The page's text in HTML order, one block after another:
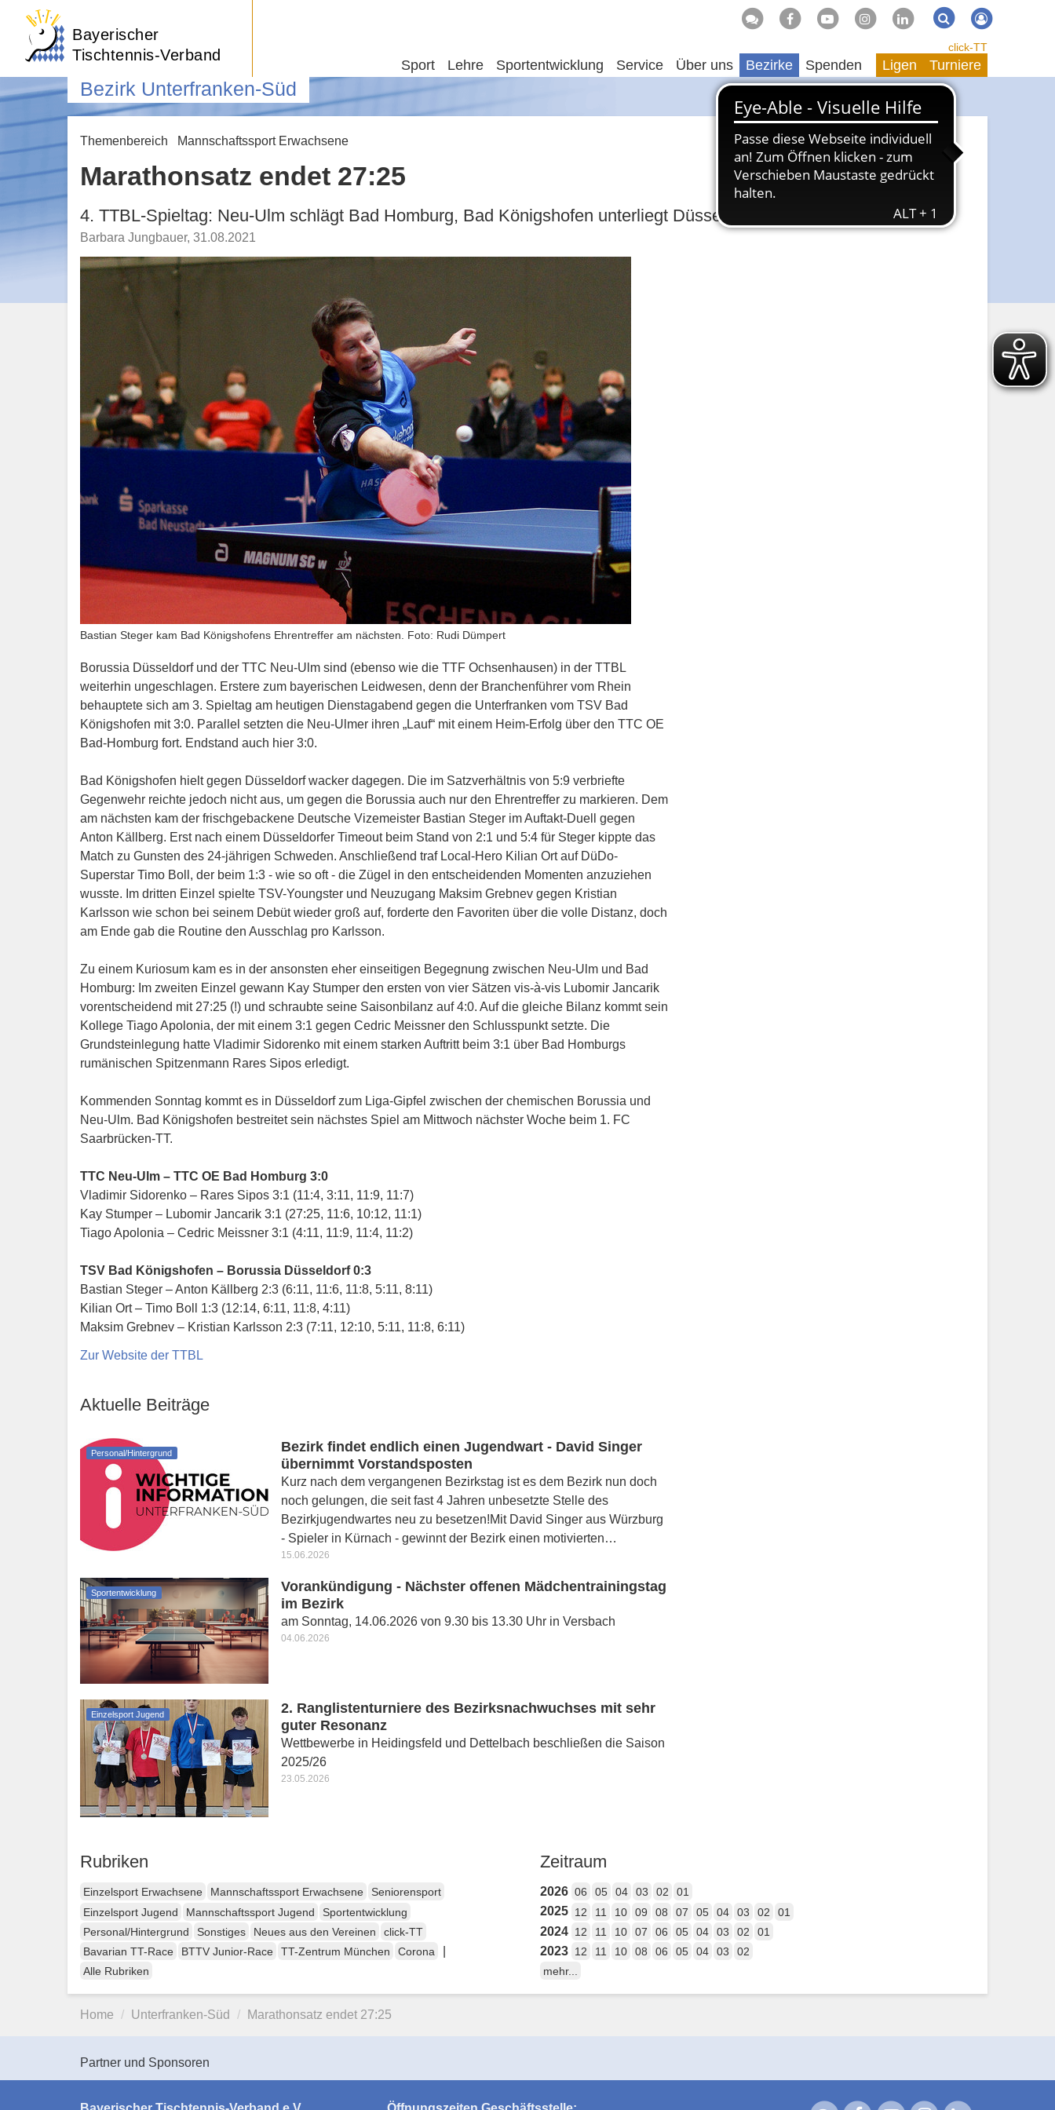
Bayerischer
Tischtennis-Verband
Suche Suchen
Sport Lehre Sportentwicklung Service Über uns Bezirke Spenden
click-TT
Ligen Turniere
Bezirk Unterfranken-Süd
Themenbereich Mannschaftssport Erwachsene
Marathonsatz endet 27:25
4. TTBL-Spieltag: Neu-Ulm schlägt Bad Homburg, Bad Königshofen unterliegt Düsseldorf
Barbara Jungbauer, 31.08.2021
Bastian Steger kam Bad Königshofens Ehrentreffer am nächsten. Foto: Rudi Dümpert
Borussia Düsseldorf und der TTC Neu-Ulm sind (ebenso wie die TTF Ochsenhausen) in der TTBL
weiterhin ungeschlagen. Erstere zum bayerischen Leidwesen, denn der Branchenführer vom Rhein
behauptete sich am 3. Spieltag am heutigen Dienstagabend gegen die Unterfranken vom TSV Bad
Königshofen mit 3:0. Parallel setzten die Neu-Ulmer ihren „Lauf“ mit einem Heim-Erfolg über den TTC OE
Bad-Homburg fort. Endstand auch hier 3:0.
Bad Königshofen hielt gegen Düsseldorf wacker dagegen. Die im Satzverhältnis von 5:9 verbriefte
Gegenwehr reichte jedoch nicht aus, um gegen die Borussia auch nur den Ehrentreffer zu markieren. Dem
am nächsten kam der frischgebackene Deutsche Vizemeister Bastian Steger im Auftakt-Duell gegen
Anton Källberg. Erst nach einem Düsseldorfer Timeout beim Stand von 2:1 und 5:4 für Steger kippte das
Match zu Gunsten des 24-jährigen Schweden. Anschließend traf Local-Hero Kilian Ort auf DüDo-
Superstar Timo Boll, der beim 1:3 - wie so oft - die Zügel in den entscheidenden Momenten anzuziehen
wusste. Im dritten Einzel spielte TSV-Youngster und Neuzugang Maksim Grebnev gegen Kristian
Karlsson wie schon bei seinem Debüt wieder groß auf, forderte den Favoriten über die volle Distanz, doch
am Ende gab die Routine den Ausschlag pro Karlsson.
Zu einem Kuriosum kam es in der ansonsten eher einseitigen Begegnung zwischen Neu-Ulm und Bad
Homburg: Im zweiten Einzel gewann Kay Stumper den ersten von vier Sätzen vis-à-vis Lubomir Jancarik
vorentscheidend mit 27:25 (!) und schraubte seine Saisonbilanz auf 4:0. Auf die gleiche Bilanz kommt sein
Kollege Tiago Apolonia, der mit einem 3:1 gegen Cedric Meissner den Schlusspunkt setzte. Die
Grundsteinlegung hatte Vladimir Sidorenko mit einem starken Auftritt beim 3:1 über Bad Homburgs
rumänischen Spitzenmann Rares Sipos erledigt.
Kommenden Sonntag kommt es in Düsseldorf zum Liga-Gipfel zwischen der chemischen Borussia und
Neu-Ulm. Bad Königshofen bestreitet sein nächstes Spiel am Mittwoch nächster Woche beim 1. FC
Saarbrücken-TT.
TTC Neu-Ulm – TTC OE Bad Homburg 3:0
Vladimir Sidorenko – Rares Sipos 3:1 (11:4, 3:11, 11:9, 11:7)
Kay Stumper – Lubomir Jancarik 3:1 (27:25, 11:6, 10:12, 11:1)
Tiago Apolonia – Cedric Meissner 3:1 (4:11, 11:9, 11:4, 11:2)
TSV Bad Königshofen – Borussia Düsseldorf 0:3
Bastian Steger – Anton Källberg 2:3 (6:11, 11:6, 11:8, 5:11, 8:11)
Kilian Ort – Timo Boll 1:3 (12:14, 6:11, 11:8, 4:11)
Maksim Grebnev – Kristian Karlsson 2:3 (7:11, 12:10, 5:11, 11:8, 6:11)
Zur Website der TTBL
Aktuelle Beiträge
Personal/Hintergrund
Bezirk findet endlich einen Jugendwart - David Singer
übernimmt Vorstandsposten
Kurz nach dem vergangenen Bezirkstag ist es dem Bezirk nun doch
noch gelungen, die seit fast 4 Jahren unbesetzte Stelle des
Bezirkjugendwartes neu zu besetzen!Mit David Singer aus Würzburg
- Spieler in Kürnach - gewinnt der Bezirk einen motivierten…
15.06.2026
Sportentwicklung
Vorankündigung - Nächster offenen Mädchentrainingstag
im Bezirk
am Sonntag, 14.06.2026 von 9.30 bis 13.30 Uhr in Versbach
04.06.2026
Einzelsport Jugend
2. Ranglistenturniere des Bezirksnachwuchses mit sehr
guter Resonanz
Wettbewerbe in Heidingsfeld und Dettelbach beschließen die Saison
2025/26
23.05.2026
Rubriken
Einzelsport Erwachsene Mannschaftssport Erwachsene
Seniorensport
Einzelsport Jugend
Mannschaftssport Jugend
Sportentwicklung
Personal/Hintergrund
Sonstiges Neues aus den Vereinen
click-TT
Bavarian TT-Race
BTTV Junior-Race TT-Zentrum München Corona
Alle Rubriken
Zeitraum
2026 06 05 04 03 02 01
2025 12 11 10 09 08 07 05 04 03 02 01
2024 12 11 10 07 06 05 04 03 02 01
2023 12 11 10 08 06 05 04 03
02
mehr...
Home Unterfranken-Süd Marathonsatz endet 27:25
Partner und Sponsoren